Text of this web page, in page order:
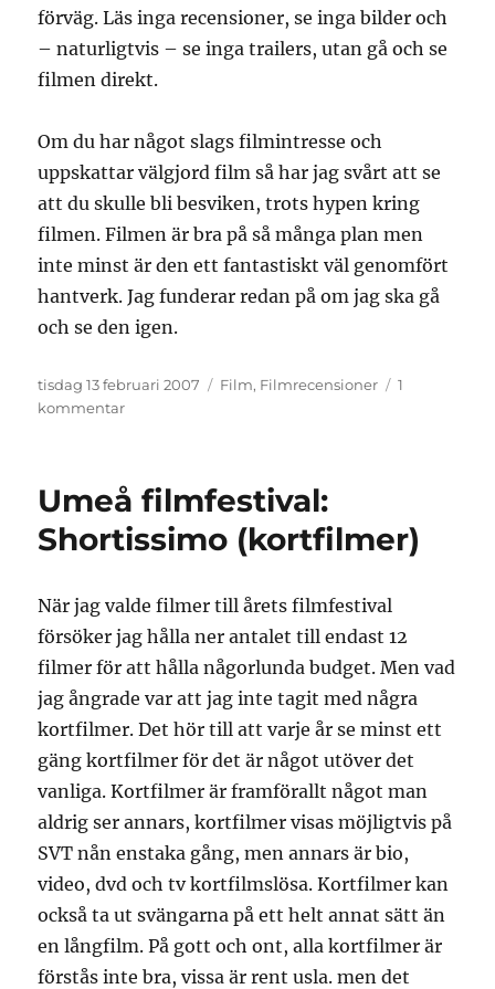
förväg. Läs inga recensioner, se inga bilder och
– naturligtvis – se inga trailers, utan gå och se
filmen direkt.
Om du har något slags filmintresse och
uppskattar välgjord film så har jag svårt att se
att du skulle bli besviken, trots hypen kring
filmen. Filmen är bra på så många plan men
inte minst är den ett fantastiskt väl genomfört
hantverk. Jag funderar redan på om jag ska gå
och se den igen.
Publicerat
den
tisdag 13 februari 2007 Kategorier
Film, Filmrecensioner
1
kommentartill
Umeå filmfestival:
Shortissimo (kortfilmer)
När jag valde filmer till årets filmfestival
försöker jag hålla ner antalet till endast 12
filmer för att hålla någorlunda budget. Men vad
jag ångrade var att jag inte tagit med några
kortfilmer. Det hör till att varje år se minst ett
gäng kortfilmer för det är något utöver det
vanliga. Kortfilmer är framförallt något man
aldrig ser annars, kortfilmer visas möjligtvis på
SVT nån enstaka gång, men annars är bio,
video, dvd och tv kortfilmslösa. Kortfilmer kan
också ta ut svängarna på ett helt annat sätt än
en långfilm. På gott och ont, alla kortfilmer är
förstås inte bra, vissa är rent usla. men det